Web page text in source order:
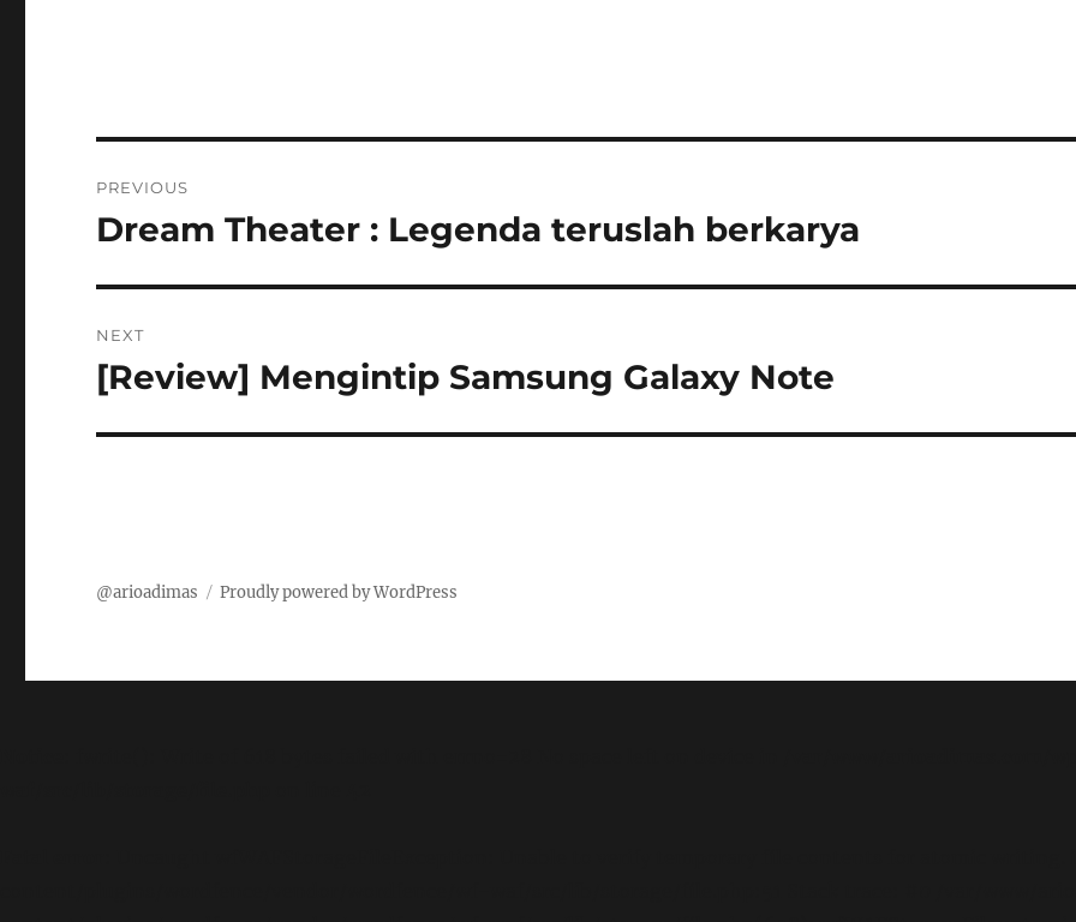
navigation
PREVIOUS
Previous
Dream Theater : Legenda teruslah berkarya
NEXT
Next
[Review] Mengintip Samsung Galaxy Note
@arioadimas Proudly powered by WordPress